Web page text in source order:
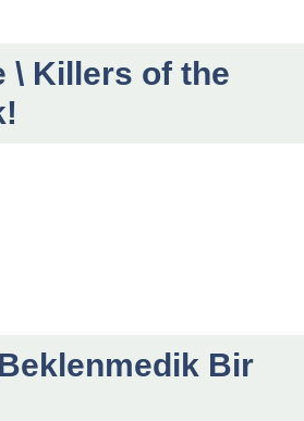
\ Killers of the
Beklenmedik Bir